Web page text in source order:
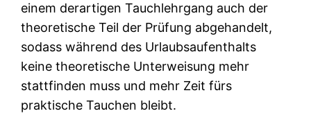
einem derartigen Tauchlehrgang auch der
theoretische Teil der Prüfung abgehandelt,
sodass während des Urlaubsaufenthalts
keine theoretische Unterweisung mehr
stattfinden muss und mehr Zeit fürs
praktische Tauchen bleibt.